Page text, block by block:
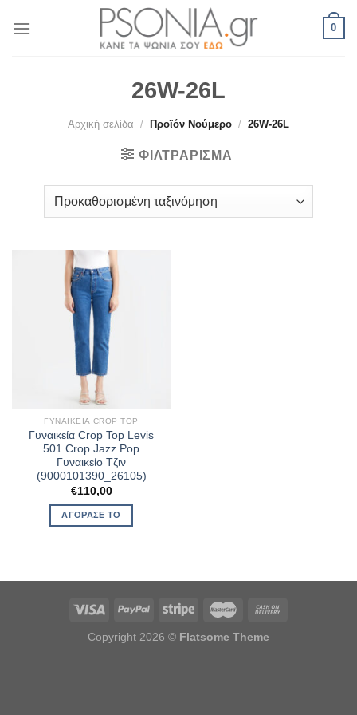
0
26W-26L
Αρχική σελίδα / Προϊόν Νούμερο / 26W-26L
ΦΙΛΤΡΆΡΙΣΜΑ
ΓΥΝΑΙΚΕΊΑ CROP TOP
Γυναικεία Crop Top Levis
501 Crop Jazz Pop
Γυναικείο Τζιν
(9000101390_26105)
€110,00
ΑΓΌΡΑΣΈ ΤΟ
Copyright 2026 © Flatsome Theme